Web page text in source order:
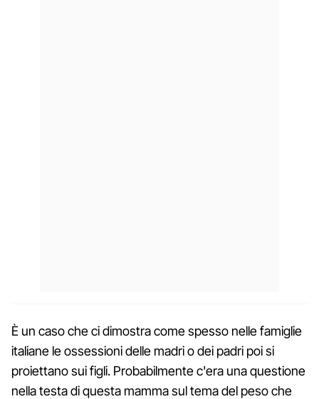
È un caso che ci dimostra come spesso nelle famiglie
italiane le ossessioni delle madri o dei padri poi si
proiettano sui figli. Probabilmente c'era una questione
nella testa di questa mamma sul tema del peso che